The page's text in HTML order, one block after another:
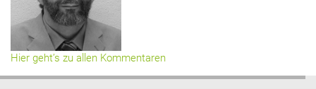
Hier geht’s zu allen Kommentaren